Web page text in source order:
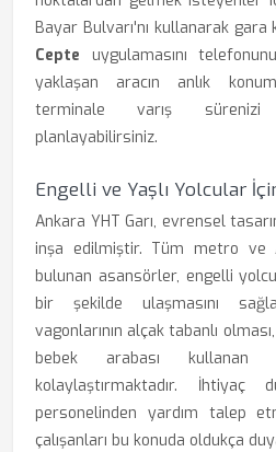
Bayar Bulvarı'nı kullanarak gara
Cepte uygulamasını
yaklaşan aracın anlık
terminale varış sürenizi
planlayabilirsiniz.
Engelli ve Yaşlı Yolcular
Ankara YHT Garı, evrensel
inşa edilmiştir. Tüm metro ve
bulunan asansörler, engelli
bir şekilde ulaşmasını
vagonlarının alçak tabanlı
bebek arabası
kolaylaştırmaktadır. İhtiyaç
personelinden yardım talep
çalışanları bu konuda oldukça